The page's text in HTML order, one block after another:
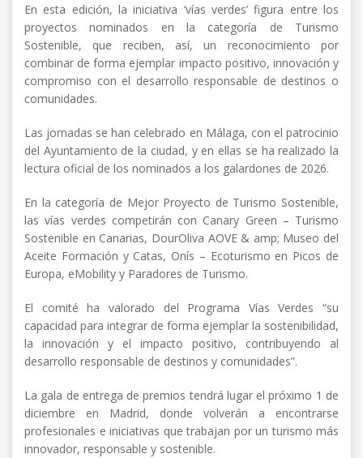
En esta edición, la iniciativa ‘vías verdes’ figura entre los
proyectos nominados en la categoría de Turismo
Sostenible, que reciben, así, un reconocimiento por
combinar de forma ejemplar impacto positivo, innovación y
compromiso con el desarrollo responsable de destinos o
comunidades.
Las jornadas se han celebrado en Málaga, con el patrocinio
del Ayuntamiento de la ciudad, y en ellas se ha realizado la
lectura oficial de los nominados a los galardones de 2026.
En la categoría de Mejor Proyecto de Turismo Sostenible,
las vías verdes competirán con Canary Green – Turismo
Sostenible en Canarias, DourOliva AOVE & amp; Museo del
Aceite Formación y Catas, Onís – Ecoturismo en Picos de
Europa, eMobility y Paradores de Turismo.
El comité ha valorado del Programa Vías Verdes “su
capacidad para integrar de forma ejemplar la sostenibilidad,
la innovación y el impacto positivo, contribuyendo al
desarrollo responsable de destinos y comunidades”.
La gala de entrega de premios tendrá lugar el próximo 1 de
diciembre en Madrid, donde volverán a encontrarse
profesionales e iniciativas que trabajan por un turismo más
innovador, responsable y sostenible.